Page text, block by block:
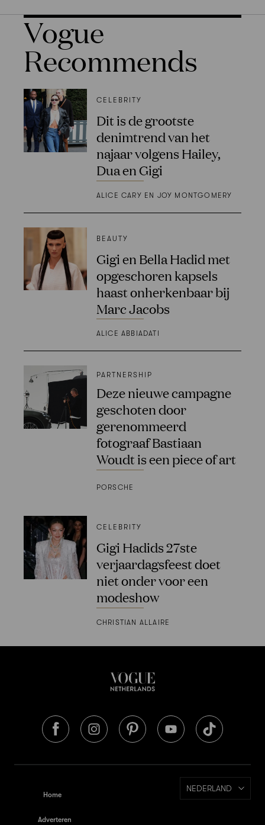
Vogue
Recommends
CELEBRITY
Dit is de grootste
denimtrend van het
najaar volgens Hailey,
Dua en Gigi
ALICE CARY EN JOY MONTGOMERY
BEAUTY
Gigi en Bella Hadid met
opgeschoren kapsels
haast onherkenbaar bij
Marc Jacobs
ALICE ABBIADATI
PARTNERSHIP
Deze nieuwe campagne
geschoten door
gerenommeerd
fotograaf Bastiaan
Woudt is een piece of art
PORSCHE
CELEBRITY
Gigi Hadids 27ste
verjaardagsfeest doet
niet onder voor een
modeshow
CHRISTIAN ALLAIRE
Home
Adverteren
NEDERLAND